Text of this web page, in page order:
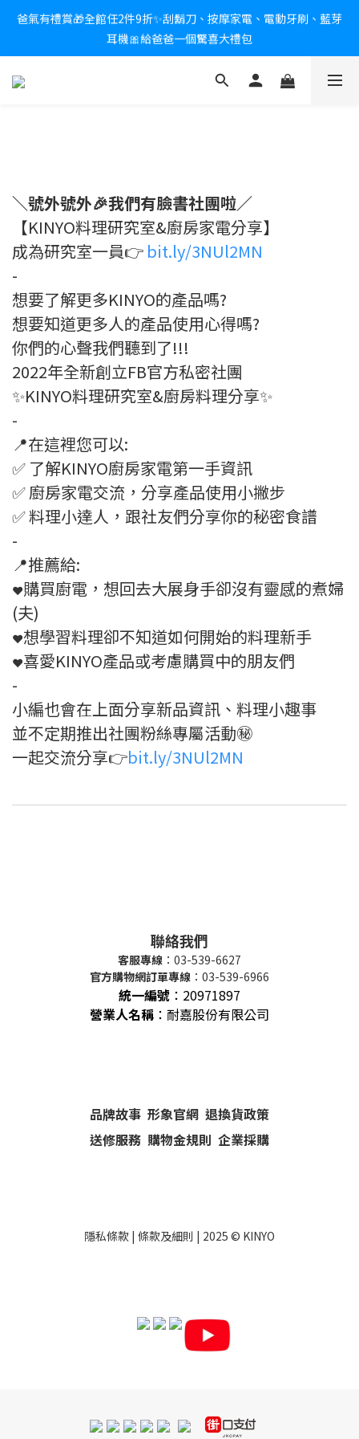
新會員送$100購物金✨再享消費回饋無極限
爸氣有禮賞🎁全館任2件9折✨刮鬍刀、按摩家電、電動牙刷、藍芽
耳機🎀給爸爸一個驚喜大禮包
炎熱夏日救星☀️秒凍扇登場💙半導體製冷 x 微米級冰霧，一秒開
＼號外號外🎉我們有臉書社團啦／
【KINYO料理研究室&廚房家電分享】
成為研究室一員👉 bit.ly/3NUl2MN
-
想要了解更多KINYO的產品嗎?
想要知道更多人的產品使用心得嗎?
你們的心聲我們聽到了!!!
2022年全新創立FB官方私密社團
✨KINYO料理研究室&廚房料理分享✨
-
📍在這裡您可以:
✅ 了解KINYO廚房家電第一手資訊
✅ 廚房家電交流，分享產品使用小撇步
✅ 料理小達人，跟社友們分享你的秘密食譜
-
📍推薦給:
❤購買廚電，想回去大展身手卻沒有靈感的煮婦
(夫)
❤想學習料理卻不知道如何開始的料理新手
❤喜愛KINYO產品或考慮購買中的朋友們
-
小編也會在上面分享新品資訊、料理小趣事
並不定期推出社團粉絲專屬活動㊙️
一起交流分享👉bit.ly/3NUl2MN
聯絡我們
客服專線 ：03-539-6627
官方購物網訂單專線 ：03-539-6966
統一編號 ： 20971897
營業人名稱 ：耐嘉股份有限公司
品牌故事 形象官網 退換貨政策
送修服務 購物金規則 企業採購
隱私條款 | 條款及細則 | 2025 © KINYO